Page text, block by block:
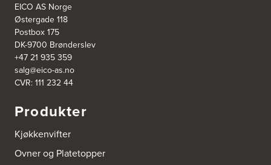
EICO AS Norge
Østergade 118
Postbox 175
DK-9700 Brønderslev
+47 21 935 359
salg@eico-as.no
CVR: 111 232 44
Produkter
Kjøkkenvifter
Ovner og Platetopper